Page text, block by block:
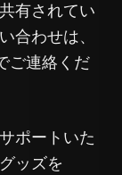
有されてい
合わせは、
ご連絡くだ
ポートいた
ッズを